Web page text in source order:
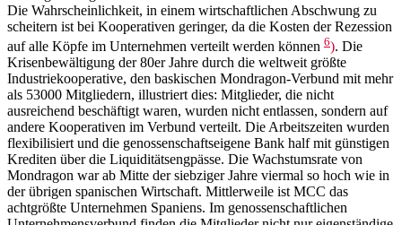
Die Wahrscheinlichkeit, in einem wirtschaftlichen Abschwung zu
scheitern ist bei Kooperativen geringer, da die Kosten der Rezession
auf alle Köpfe im Unternehmen verteilt werden können 6). Die
Krisenbewältigung der 80er Jahre durch die weltweit größte
Industriekooperative, den baskischen Mondragon-Verbund mit mehr
als 53000 Mitgliedern, illustriert dies: Mitglieder, die nicht
ausreichend beschäftigt waren, wurden nicht entlassen, sondern auf
andere Kooperativen im Verbund verteilt. Die Arbeitszeiten wurden
flexibilisiert und die genossenschaftseigene Bank half mit günstigen
Krediten über die Liquiditätsengpässe. Die Wachstumsrate von
Mondragon war ab Mitte der siebziger Jahre viermal so hoch wie in
der übrigen spanischen Wirtschaft. Mittlerweile ist MCC das
achtgrößte Unternehmen Spaniens. Im genossenschaftlichen